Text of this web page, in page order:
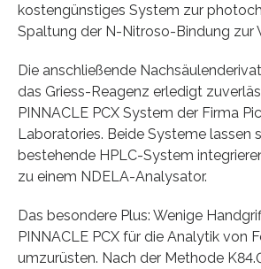
kostengünstiges System zur
Spaltung der N-Nitroso-Bindung zur
Die anschließende
das Griess-Reagenz erledigt
PINNACLE PCX System der Firma
Laboratories. Beide Systeme lassen
bestehende HPLC-System
zu einem NDELA-Analysator.
Das besondere Plus: Wenige
PINNACLE PCX für die Analytik von
umzurüsten. Nach der Methode